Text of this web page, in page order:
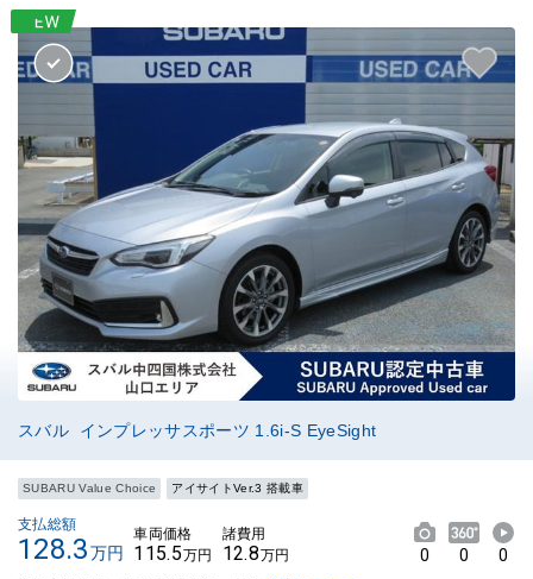
スバル インプレッサスポーツ 1.6i-S EyeSight
SUBARU Value Choice アイサイトVer.3 搭載車
支払総額
128.3万円
車両価格
115.5万円
諸費用
12.8万円 0 0 0